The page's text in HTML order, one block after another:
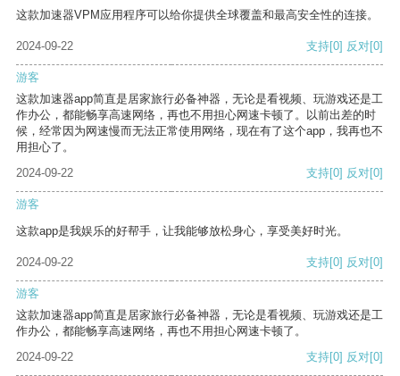
这款加速器VPM应用程序可以给你提供全球覆盖和最高安全性的连接。
2024-09-22 支持[0] 反对[0]
游客
这款加速器app简直是居家旅行必备神器，无论是看视频、玩游戏还是工
作办公，都能畅享高速网络，再也不用担心网速卡顿了。以前出差的时
候，经常因为网速慢而无法正常使用网络，现在有了这个app，我再也不
用担心了。
2024-09-22
支持[0] 反对[0]
游客
这款app是我娱乐的好帮手，让我能够放松身心，享受美好时光。
2024-09-22 支持[0] 反对[0]
游客
这款加速器app简直是居家旅行必备神器，无论是看视频、玩游戏还是工
作办公，都能畅享高速网络，再也不用担心网速卡顿了。
2024-09-22
支持[0] 反对[0]